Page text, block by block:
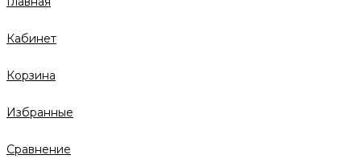
Кабинет
Корзина
Избранные
Сравнение